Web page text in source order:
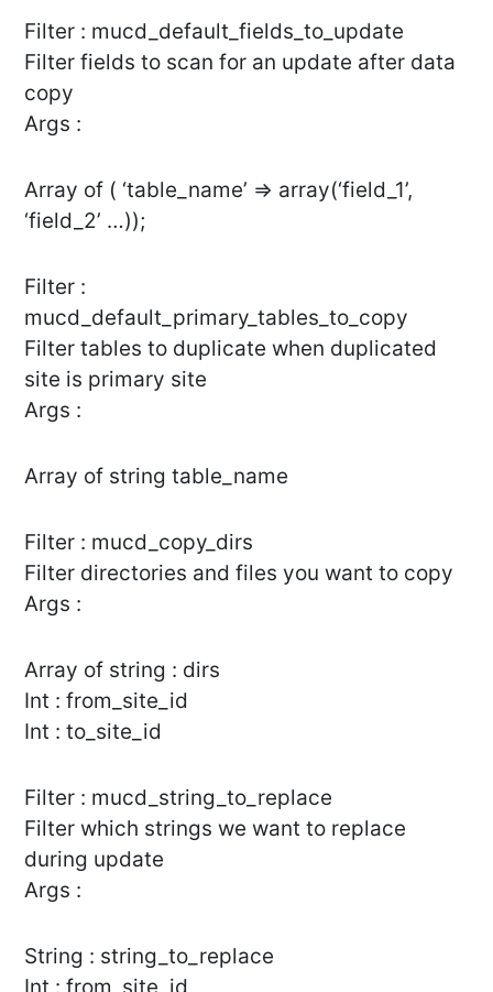
Filter : mucd_default_fields_to_update
Filter fields to scan for an update after data
copy
Args :
Array of ( ‘table_name’ => array(‘field_1’,
‘field_2’ …));
Filter :
mucd_default_primary_tables_to_copy
Filter tables to duplicate when duplicated
site is primary site
Args :
Array of string table_name
Filter : mucd_copy_dirs
Filter directories and files you want to copy
Args :
Array of string : dirs
Int : from_site_id
Int : to_site_id
Filter : mucd_string_to_replace
Filter which strings we want to replace
during update
Args :
String : string_to_replace